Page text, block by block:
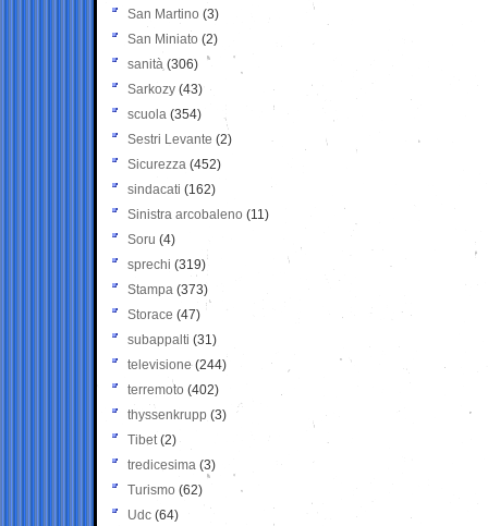
San Martino (3)
San Miniato (2)
sanità (306)
Sarkozy (43)
scuola (354)
Sestri Levante (2)
Sicurezza (452)
sindacati (162)
Sinistra arcobaleno (11)
Soru (4)
sprechi (319)
Stampa (373)
Storace (47)
subappalti (31)
televisione(244)
terremoto (402)
thyssenkrupp (3)
Tibet(2)
tredicesima (3)
Turismo (62)
Udc (64)